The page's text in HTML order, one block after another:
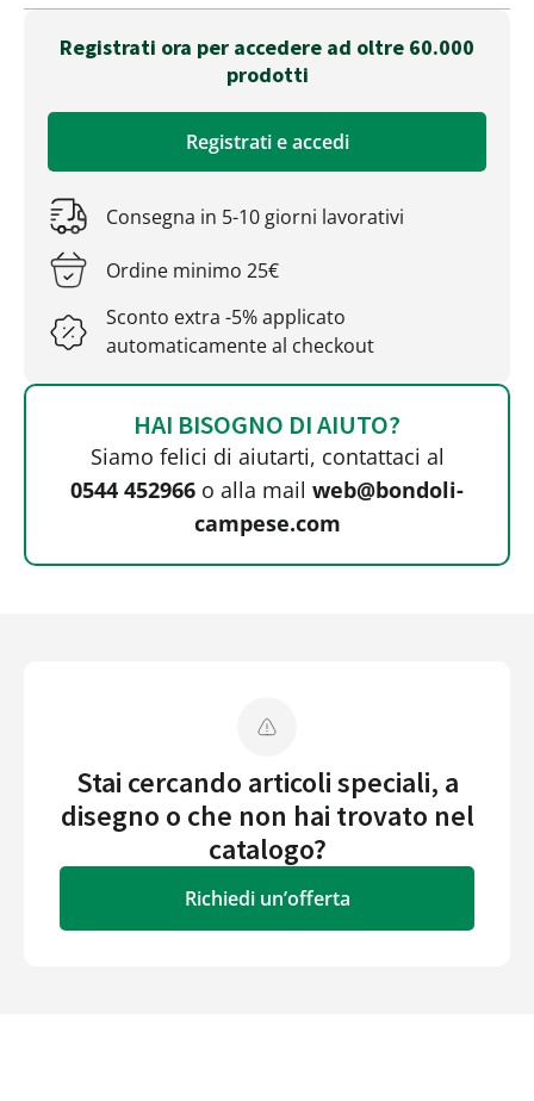
Registrati ora per accedere ad oltre 60.000
prodotti
Registrati e accedi
Consegna in 5-10 giorni lavorativi
Ordine minimo 25€
Sconto extra -5% applicato
automaticamente al checkout
HAI BISOGNO DI AIUTO?
Siamo felici di aiutarti, contattaci al
0544 452966 o alla mail web@bondoli-
campese.com
Stai cercando articoli speciali, a
disegno o che non hai trovato nel
catalogo?
Richiedi un’offerta